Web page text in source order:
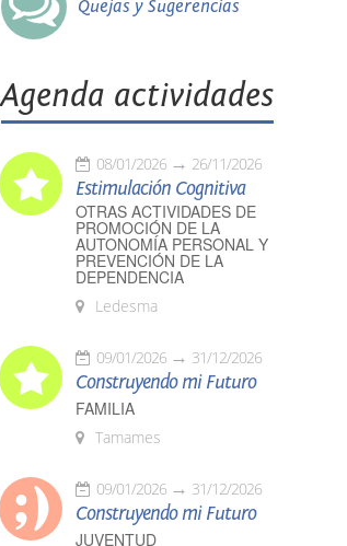
Quejas y Sugerencias
Agenda actividades
08/01/2026 26/11/2026
Estimulación Cognitiva
OTRAS ACTIVIDADES DE
PROMOCIÓN DE LA
AUTONOMÍA PERSONAL Y
PREVENCIÓN DE LA
DEPENDENCIA
Ledesma
09/01/2026 31/12/2026
Construyendo mi Futuro
FAMILIA
Tamames
09/01/2026 31/12/2026
Construyendo mi Futuro
JUVENTUD